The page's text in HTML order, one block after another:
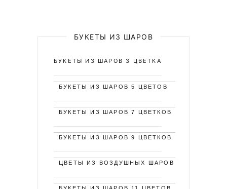
БУКЕТЫ ИЗ ШАРОВ
БУКЕТЫ ИЗ ШАРОВ 3 ЦВЕТКА
БУКЕТЫ ИЗ ШАРОВ 5 ЦВЕТОВ
БУКЕТЫ ИЗ ШАРОВ 7 ЦВЕТКОВ
БУКЕТЫ ИЗ ШАРОВ 9 ЦВЕТКОВ
ЦВЕТЫ ИЗ ВОЗДУШНЫХ ШАРОВ